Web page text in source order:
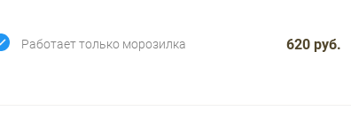
Работает только морозилка
620 руб.